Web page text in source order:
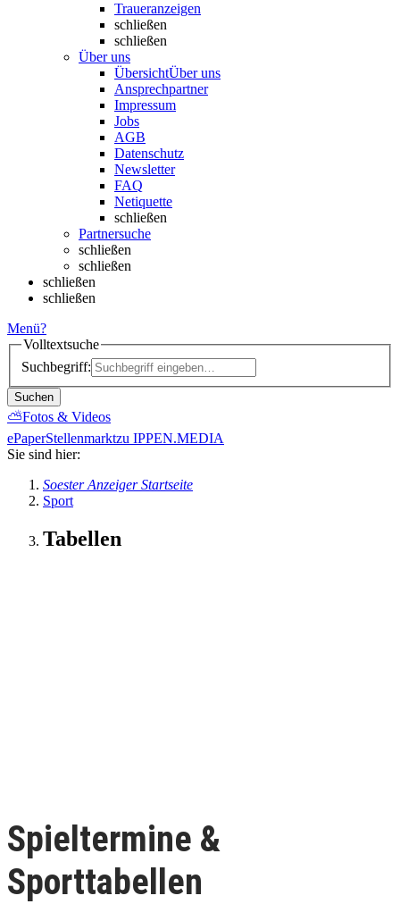
Traueranzeigen
schließen
schließen
Über uns
ÜbersichtÜber uns
Ansprechpartner
Impressum
Jobs
AGB
Datenschutz
Newsletter
FAQ
Netiquette
schließen
Partnersuche
schließen
schließen
schließen
schließen
Menü?
Volltextsuche
Suchbegriff:
Suchen
⛅Fotos & Videos
ePaperStellenmarktzu IPPEN.MEDIA
Sie sind hier:
Soester Anzeiger Startseite
Sport
Tabellen
Spieltermine &
Sporttabellen